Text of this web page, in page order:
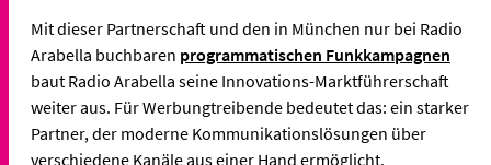
Mit dieser Partnerschaft und den in München nur bei Radio
Arabella buchbaren programmatischen Funkkampagnen
baut Radio Arabella seine Innovations-Marktführerschaft
weiter aus. Für Werbungtreibende bedeutet das: ein starker
Partner, der moderne Kommunikationslösungen über
verschiedene Kanäle aus einer Hand ermöglicht.